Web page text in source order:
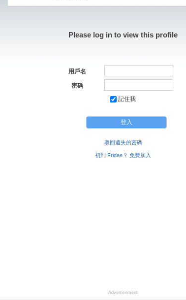
Please log in to view this profile
用戶名
密碼
記住我
取回遺失的密碼
初到 Fridae？ 免費加入
Advertisement